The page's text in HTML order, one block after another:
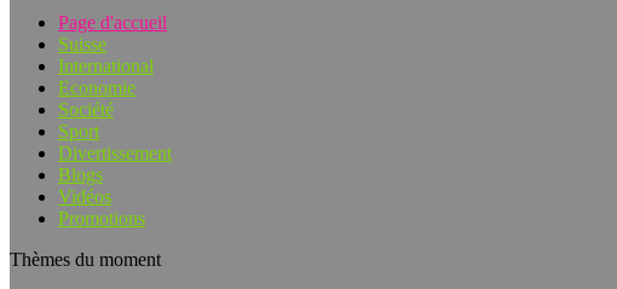
Page d'accueil
Suisse
International
Economie
Société
Sport
Divertissement
Blogs
Vidéos
Promotions
Thèmes du moment